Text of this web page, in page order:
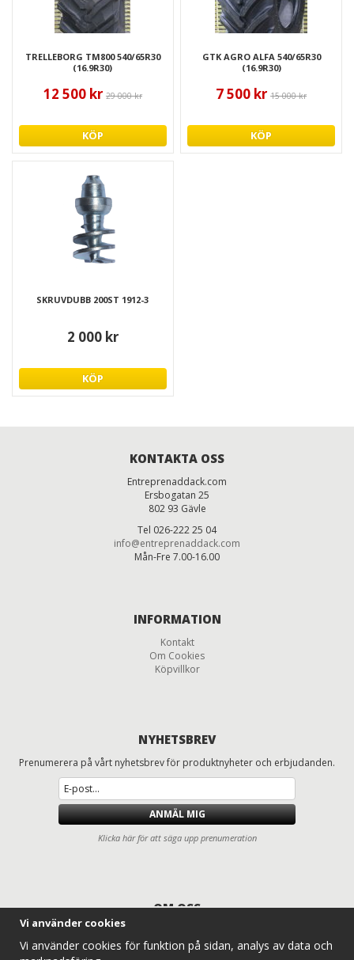
TRELLEBORG TM800 540/65R30
(16.9R30)
12 500 kr 29 000 kr
KÖP
GTK AGRO ALFA 540/65R30
(16.9R30)
7 500 kr 15 000 kr
KÖP
SKRUVDUBB 200ST 1912-3
2 000 kr
KÖP
KONTAKTA OSS
Entreprenaddack.com
Ersbogatan 25
802 93 Gävle
Tel 026-222 25 04
info@entreprenaddack.com
Mån-Fre 7.00-16.00
INFORMATION
Kontakt
Om Cookies
Köpvillkor
NYHETSBREV
Prenumerera på vårt nyhetsbrev för produktnyheter och erbjudanden.
ANMÄL MIG
Klicka här för att säga upp prenumeration
OM OSS
Däck och fälgar för lastbilar, entreprenad, lantbruk och traktorer
Entreprenaddäck.com erbjuder ett komplett sortiment av lastbilsdäck,
Vi använder cookies
Vi använder cookies för funktion på sidan, analys av data och